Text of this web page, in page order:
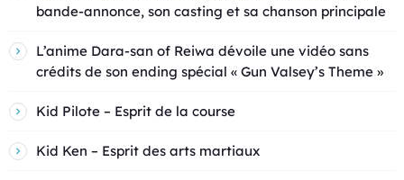
bande-annonce, son casting et sa chanson principale
L’anime Dara-san of Reiwa dévoile une vidéo sans
crédits de son ending spécial « Gun Valsey’s Theme »
Kid Pilote – Esprit de la course
Kid Ken – Esprit des arts martiaux